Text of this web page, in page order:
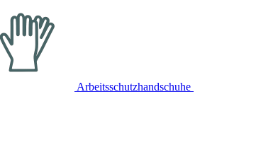
Arbeitsschutzhandschuhe